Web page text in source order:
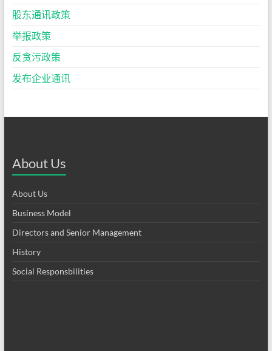
股东通讯政策
举报政策
反贪污政策
发布企业通讯
About Us
About Us
Business Model
Directors and Senior Management
History
Social Responsbilities